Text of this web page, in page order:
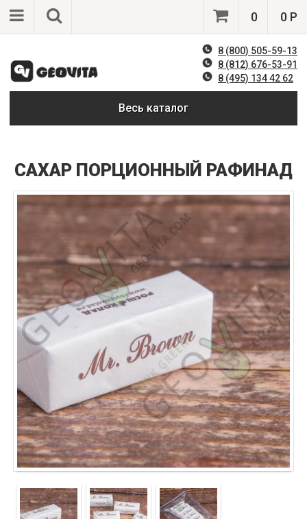
0 0 Р
8 (800) 505-59-13
8 (812) 676-53-91
8 (495) 134 42 62
Весь каталог
САХАР ПОРЦИОННЫЙ РАФИНАД